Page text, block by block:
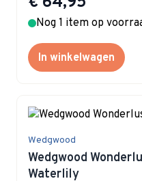
Nog 1 item op
In winkelwagen
Wedgwood
Wedgwood
Waterlily